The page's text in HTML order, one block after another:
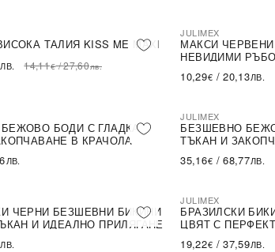
ПОСЛЕДНА БРОЙКА
ТАЛИЯ KISS ME MAXI
ЛВ. 14,11€/27,60лв.
JULIMEX
МАКСИ
НЕВИДИМИ
10,29€ /20,13ЛВ.
БОДИ С ГЛАДКА
В КРАЧОЛА
ЛВ.
JULIMEX
БЕЗШЕВНО
ТЪКАН И
35,16€ /68,77ЛВ.
ЧЕРНИ БЕЗШЕВНИ БИКИНИ
И ИДЕАЛНО ПРИЛЯГАНЕ
ЛВ.
JULIMEX
БРАЗИЛСКИ
ЦВЯТ С
19,22€ /37,59ЛВ.